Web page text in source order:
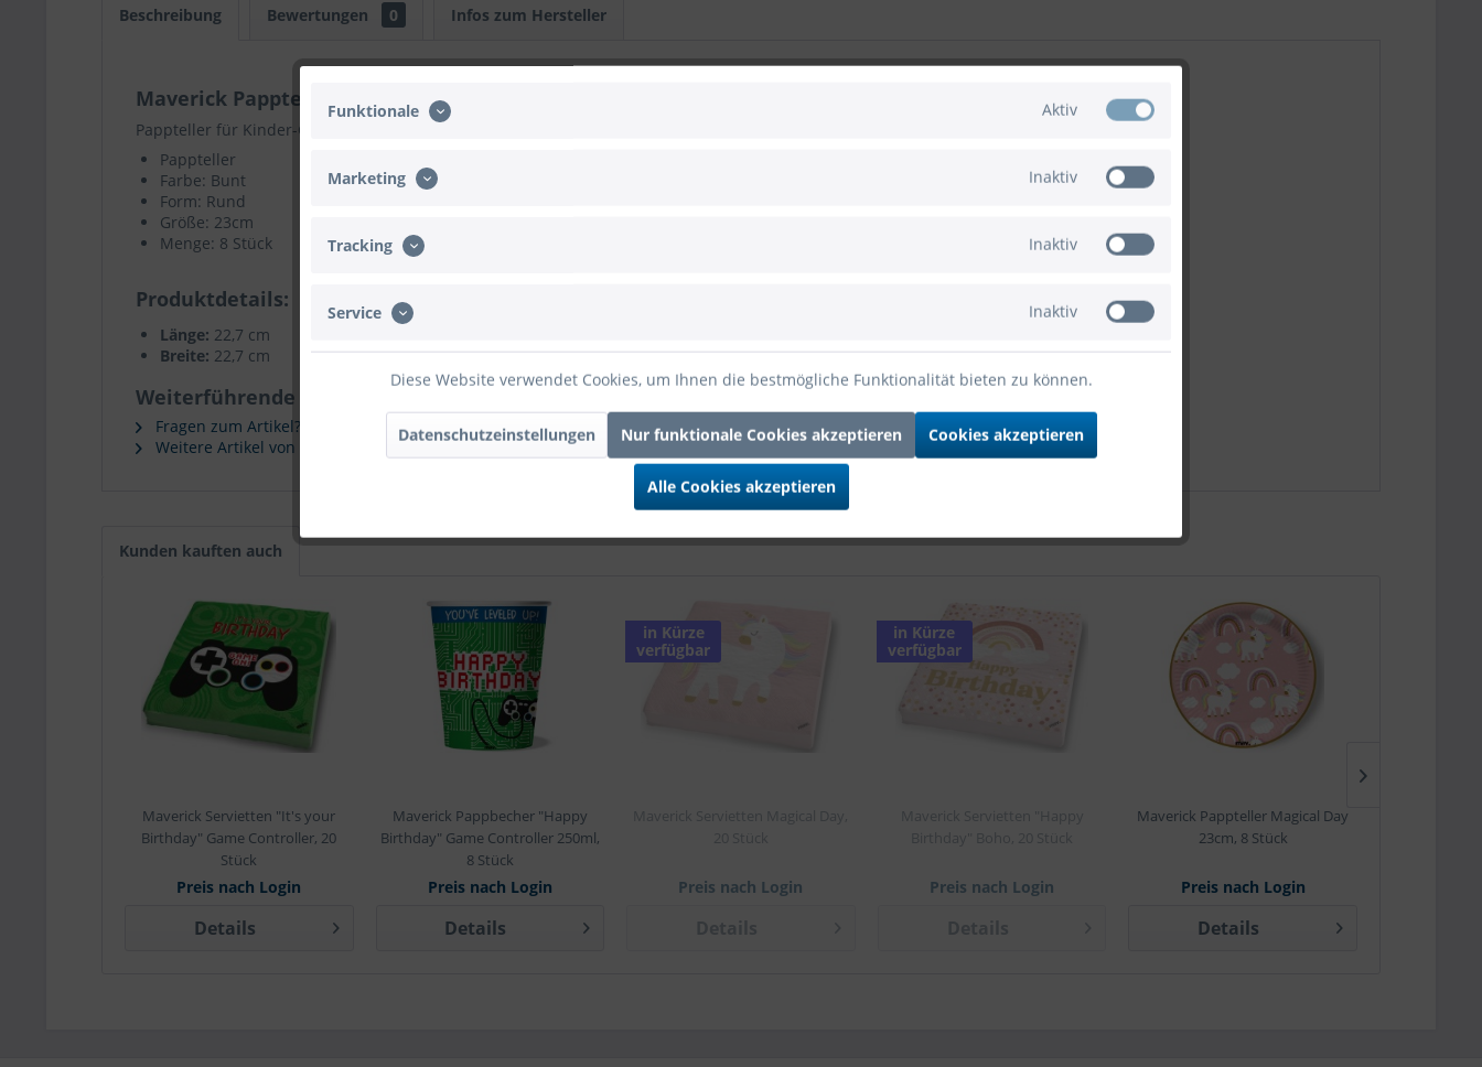
Beschreibung Bewertungen 0 Infos zum Hersteller
Maverick Pappteller "Happy Birthday" Game Controller 23cm, 8 Stück
Pappteller für Kinder-Geburtstagspartys mit Aufdruck "Happy Birthday - You've leveled up" und Gamer-Motiv
Pappteller
Farbe: Bunt
Form: Rund
Größe: 23cm
Menge: 8 Stück
Produktdetails
Länge: 22,7 cm
Breite: 22,7 cm
Weiterführende Links zu "Maverick Pappteller "Happy Birthday" Game Controller 23cm, 8 Stück"
Fragen zum Artikel?
Weitere Artikel von Maverick
Kunden kauften auch
Maverick Servietten "It's your
Birthday" Game Controller, 20
Stück
Preis nach Login
Details
Maverick Pappbecher "Happy
Birthday" Game Controller 250ml,
8 Stück
Preis nach Login
Details
in Kürze
verfügbar
Maverick Servietten Magical Day,
20 Stück
Preis nach Login
in Kürze
verfügbar
Maverick Servietten "Happy
Birthday" Boho, 20 Stück
Preis nach Login
Maverick Pappteller Magical Day
23cm, 8 Stück
Preis nach Login
Details
Funktionale Aktiv
Marketing Inaktiv
Tracking Inaktiv
Service Inaktiv
Diese Website verwendet Cookies, um Ihnen die bestmögliche Funktionalität bieten zu können.
Datenschutzeinstellungen Nur funktionale Cookies akzeptieren Cookies akzeptieren
Alle Cookies akzeptieren